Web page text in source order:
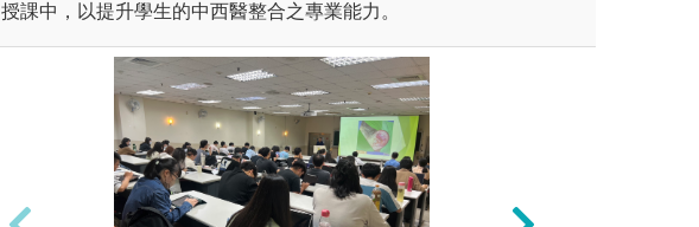
授課中，以提升學生的中西醫整合之專業能力。
未上傳圖片